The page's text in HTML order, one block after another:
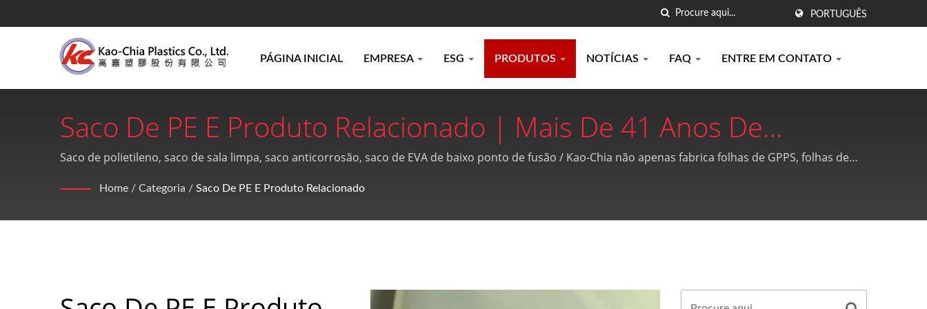
PORTUGUÊS
PÁGINA INICIAL EMPRESA ESG PRODUTOS NOTÍCIAS FAQ ENTRE EM CONTATO
Saco De PE E Produto Relacionado | Mais De 41 Anos De
Experiência Na Produção De Filmes De Sopro De PE, Chapas De
GPPS E Tecnologia De Extrusão De Chapas Acrílicas | Kao-Chia
Plastics Co., Ltd.
Saco de polietileno, saco de sala limpa, saco anticorrosão, saco de EVA de baixo ponto de fusão / Kao-Chia não apenas fabrica folhas de GPPS, folhas de
Home / Categoria / Saco De PE E Produto Relacionado